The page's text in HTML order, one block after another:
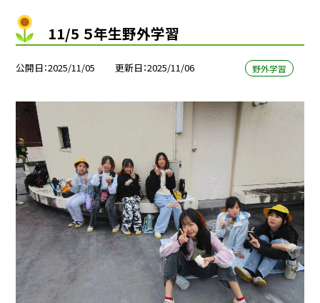
11/5 ５年生野外学習
公開日 2025/11/05 更新日 2025/11/06 野外学習